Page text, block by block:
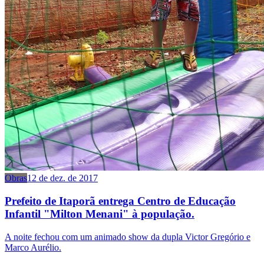
Obras12 de dez. de 2017
Prefeito de Itaporã entrega Centro de Educação
Infantil "Milton Menani" à população.
A noite fechou com um animado show da dupla Victor Gregório e
Marco Aurélio.